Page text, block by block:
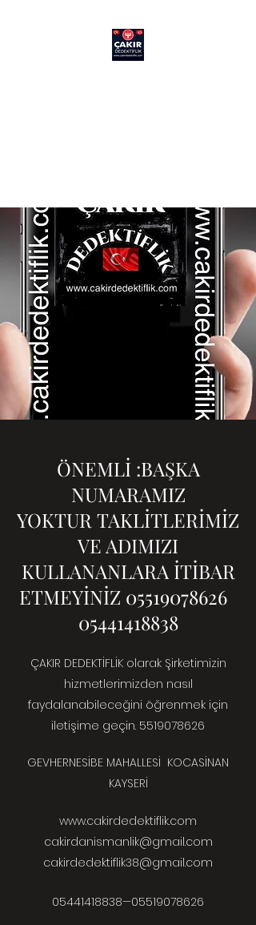
ÖNEMLİ :BAŞKA
NUMARAMIZ
YOKTUR TAKLİTLERİMİZ
VE ADIMIZI
KULLANANLARA İTİBAR
ETMEYİNİZ 05519078626
05441418838
ÇAKIR DEDEKTİFLİK olarak Şirketimizin
hizmetlerimizden nasıl
faydalanabileceğini öğrenmek için
iletişime geçin. 5519078626
GEVHERNESİBE MAHALLESİ KOCASİNAN
KAYSERİ
www.cakirdedektiflik.com
cakirdanismanlik@gmail.com
cakirdedektiflik38@gmail.com
05441418838—05519078626